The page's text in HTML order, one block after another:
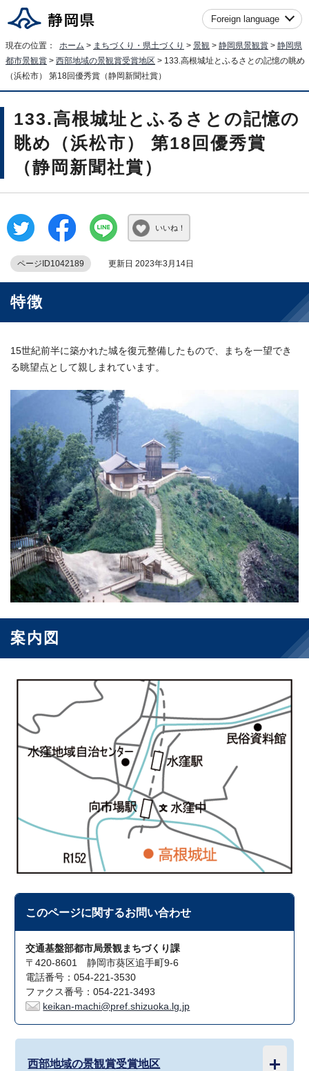
Foreign language
現在の位置： ホーム > まちづくり・県土づくり > 景観 > 静岡県景観賞 > 静岡県
都市景観賞 > 西部地域の景観賞受賞地区 > 133.高根城址とふるさとの記憶の眺め
（浜松市） 第18回優秀賞（静岡新聞社賞）
133.高根城址とふるさとの記憶の
眺め（浜松市） 第18回優秀賞
（静岡新聞社賞）
いいね！
ページID1042189 更新日 2023年3月14日
特徴
15世紀前半に築かれた城を復元整備したもので、まちを一望でき
る眺望点として親しまれています。
案内図
このページに関するお問い合わせ
交通基盤部都市局景観まちづくり課
〒420-8601 静岡市葵区追手町9-6
電話番号：054-221-3530
ファクス番号：054-221-3493
keikan-machi@pref.shizuoka.lg.jp
西部地域の景観賞受賞地区